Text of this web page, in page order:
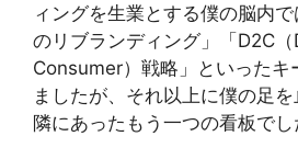
ィングを生業とする僕の脳内
のリブランディング」「D2C
Consumer）戦略」といったキ
ましたが、それ以上に僕の足を
隣にあったもう一つの看板でし